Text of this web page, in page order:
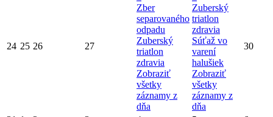
24 25 26 27
Zber
separovaného
odpadu
Zuberský
triatlon
zdravia
Zobraziť
všetky
záznamy z
dňa
Zuberský
triatlon
zdravia
Súťaž vo
varení
halušiek
Zobraziť
všetky
záznamy z
dňa
30